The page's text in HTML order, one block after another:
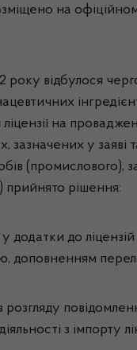
на
року відбулося
на
зазначених у
(промислового),
прийнято рішення:
додатки до
доповненням
з імпорту